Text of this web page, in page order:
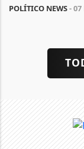
POLÍTICO NEWS- 07